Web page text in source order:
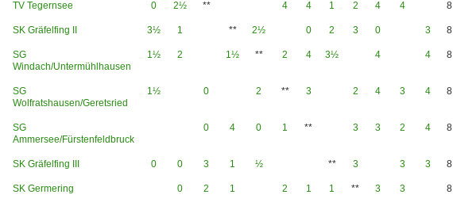
TV Tegernsee 0 2½ ** 4 4 1 2 4 4 8
SK Gräfelfing II 3½ 1 ** 2½ 0 2 3 0 3 8
SG
Windach/Untermühlhausen
1½ 2 1½ ** 2 4 3½ 4 4 8
SG
Wolfratshausen/Geretsried
1½ 0 2 ** 3 2 4 3 4 8
SG
Ammersee/Fürstenfeldbruck
0 4 0 1 ** 3 3 2 4 8
SK Gräfelfing III 0 0 3 1 ½ ** 3 3 3 8
SK Germering 0 2 1 2 1 1 ** 3 3 8